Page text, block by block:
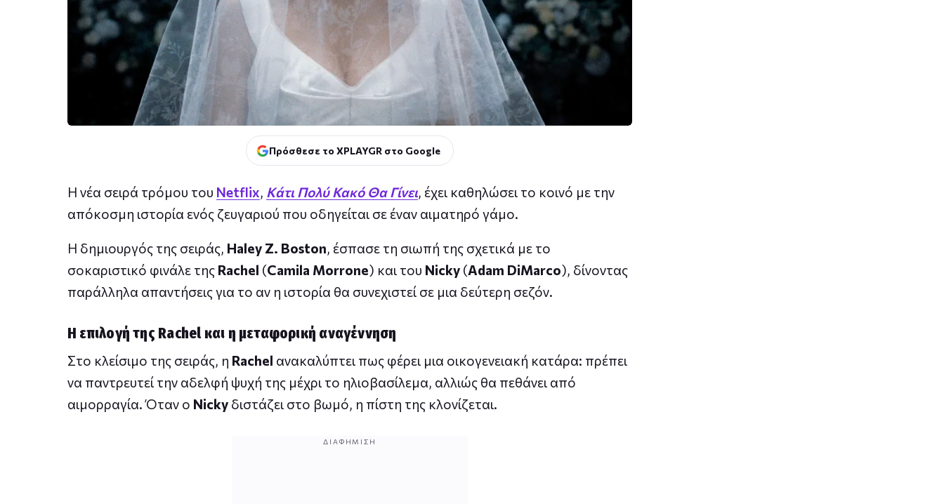
Πρόσθεσε το XPLAYGR στο Google
Η νέα σειρά τρόμου του Netflix, Kάτι Πολύ Κακό Θα Γίνει, έχει καθηλώσει το κοινό με την
απόκοσμη ιστορία ενός ζευγαριού που οδηγείται σε έναν αιματηρό γάμο.
Η δημιουργός της σειράς, Haley Z. Boston, έσπασε τη σιωπή της σχετικά με το
σοκαριστικό φινάλε της Rachel (Camila Morrone) και του Nicky (Adam DiMarco), δίνοντας
παράλληλα απαντήσεις για το αν η ιστορία θα συνεχιστεί σε μια δεύτερη σεζόν.
Η επιλογή της Rachel και η μεταφορική αναγέννηση
Στο κλείσιμο της σειράς, η Rachel ανακαλύπτει πως φέρει μια οικογενειακή κατάρα: πρέπει
να παντρευτεί την αδελφή ψυχή της μέχρι το ηλιοβασίλεμα, αλλιώς θα πεθάνει από
αιμορραγία. Όταν ο Nicky διστάζει στο βωμό, η πίστη της κλονίζεται.
ΔΙΑΦΉΜΙΣΗ